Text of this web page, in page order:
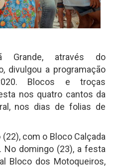
Grande, através do
divulgou a programação
Blocos e troças
nos quatro cantos da
nos dias de folias de
com o Bloco Calçada
No domingo (23), a festa
Bloco dos Motoqueiros,